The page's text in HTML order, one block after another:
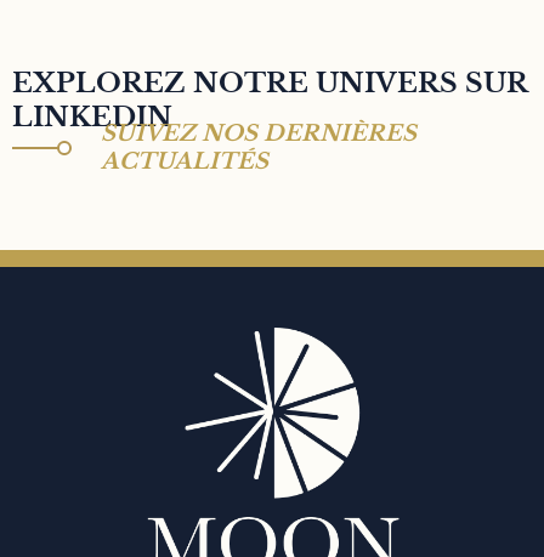
EXPLOREZ NOTRE UNIVERS SUR
LINKEDINSUIVEZ NOS DERNIÈRES
ACTUALITÉS